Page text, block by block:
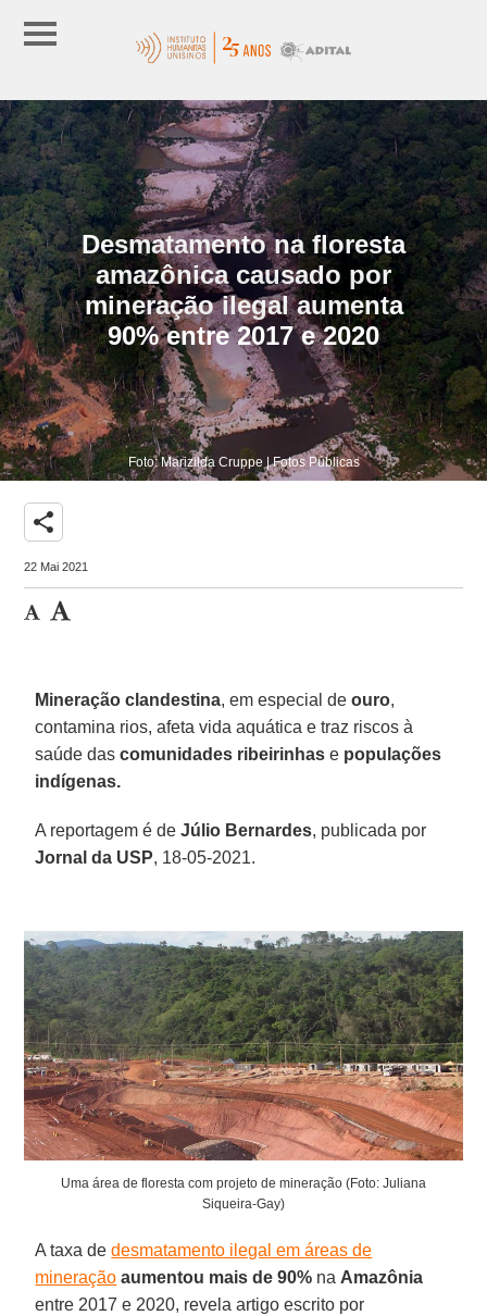
Desmatamento na floresta
amazônica causado por
mineração ilegal aumenta
90% entre 2017 e 2020
Foto: Marizilda Cruppe | Fotos Públicas
share
22 Mai 2021
Mineração clandestina, em especial deouro,
contamina rios, afeta vida aquática e traz riscos à
saúde dascomunidades ribeirinhas e populações
indígenas.
A reportagem é deJúlio Bernardes, publicada por
Jornal da USP, 18-05-2021.
Uma área de floresta com projeto de mineração (Foto: Juliana
Siqueira-Gay)
A taxa dedesmatamento ilegal em áreas de
mineração aumentou mais de 90% na Amazônia
entre 2017 e 2020, revela artigo escrito por